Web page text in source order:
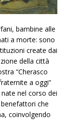
bambine alle
a morte: sono
create dai
della città
“Cherasco
a oggi”
nel corso dei
che
coinvolgendo